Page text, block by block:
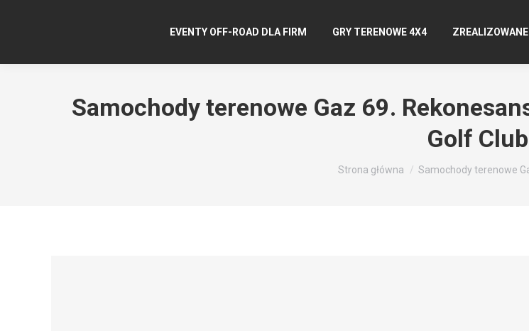
EVENTY OFF-ROAD DLA FIRM GRY TERENOWE 4X4
Samochody terenowe Gaz 69.
Golf Club
Jesteś tutaj:
Strona główna Samochody terenowe